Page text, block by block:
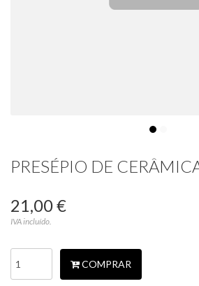
PRESÉPIO DE
21,00 €
IVA incluído.
COMPRAR